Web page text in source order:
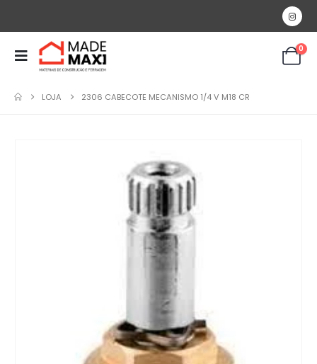
0
LOJA 2306 CABECOTE MECANISMO 1/4 V M18 CR